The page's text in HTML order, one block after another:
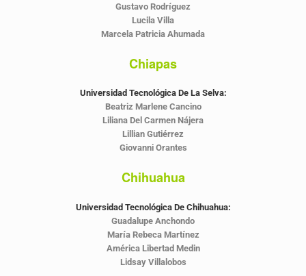
Gustavo Rodríguez
Lucila Villa
Marcela Patricia Ahumada
Chiapas
Universidad Tecnológica De La Selva:
Beatriz Marlene Cancino
Liliana Del Carmen Nájera
Lillian Gutiérrez
Giovanni Orantes
Chihuahua
Universidad Tecnológica De Chihuahua:
Guadalupe Anchondo
María Rebeca Martínez
América Libertad Medin
Lidsay Villalobos